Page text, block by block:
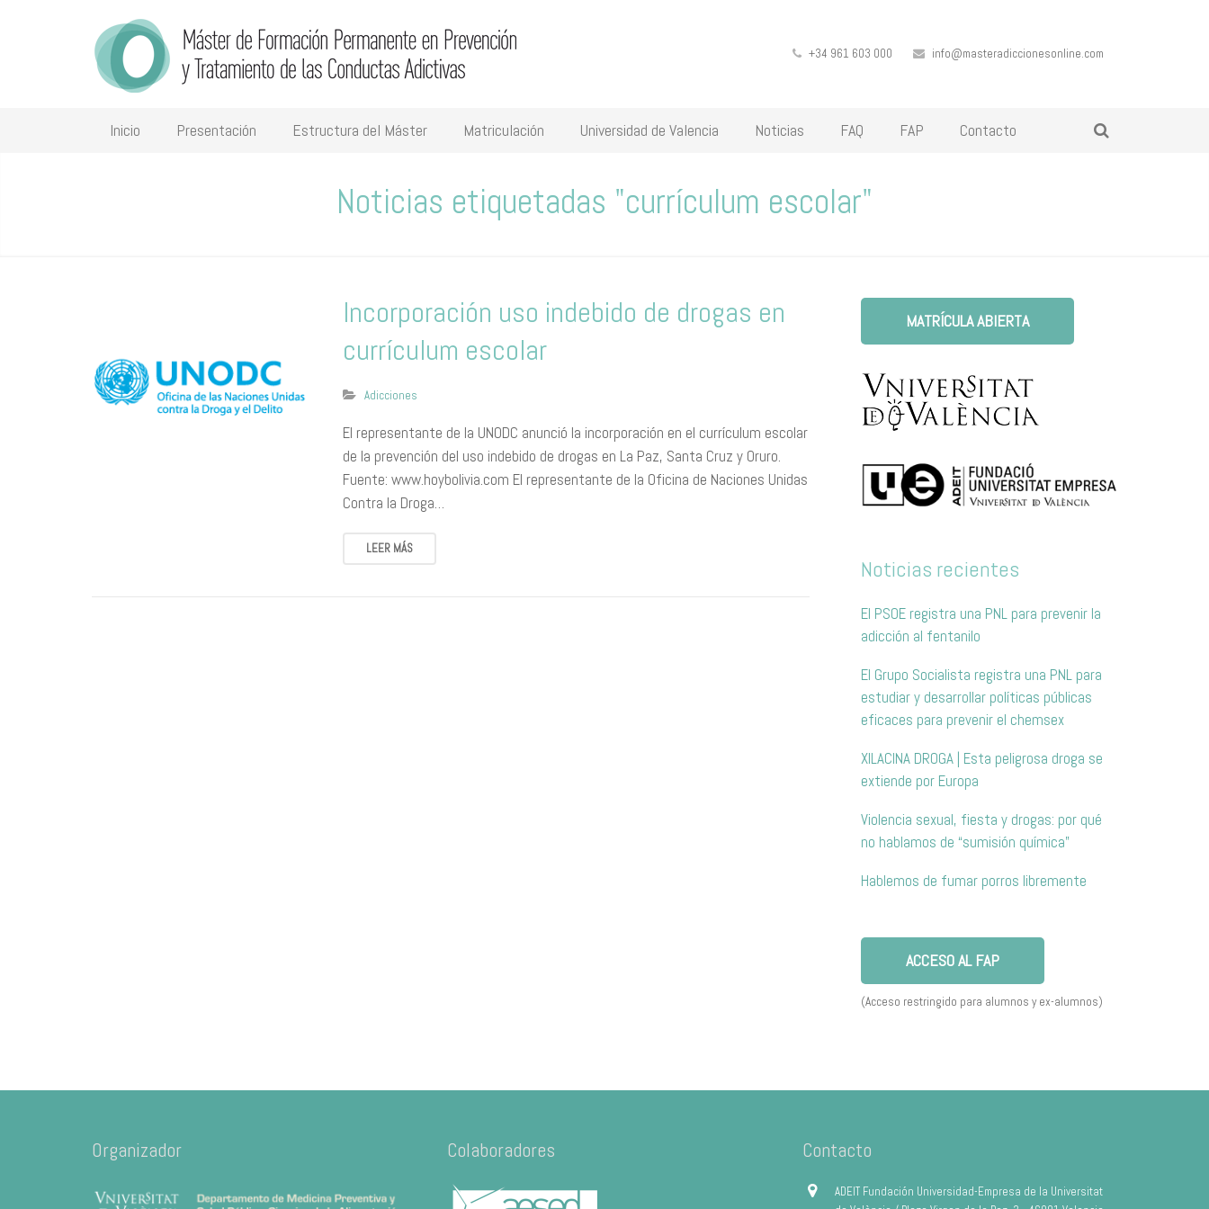
+34 961 603 000 info@masteradiccionesonline.com
Inicio Presentación Estructura del Máster Matriculación Universidad de Valencia Noticias FAQ FAP Contacto
Noticias etiquetadas "currículum escolar"
Incorporación uso indebido de drogas en
currículum escolar
Adicciones
​El representante de la UNODC anunció la incorporación en el currículum escolar
de la prevención del uso indebido de drogas en La Paz, Santa Cruz y Oruro.
Fuente: www.hoybolivia.com El representante de la Oficina de Naciones Unidas
Contra la Droga…
LEER MÁS
MATRÍCULA ABIERTA
Noticias recientes
El PSOE registra una PNL para prevenir la
adicción al fentanilo
El Grupo Socialista registra una PNL para
estudiar y desarrollar políticas públicas
eficaces para prevenir el chemsex
XILACINA DROGA | Esta peligrosa droga se
extiende por Europa
Violencia sexual, fiesta y drogas: por qué
no hablamos de “sumisión química”
Hablemos de fumar porros libremente
ACCESO AL FAP
(Acceso restringido para alumnos y ex-alumnos)
Organizador Colaboradores Contacto
ADEIT Fundación Universidad-Empresa de la Universitat